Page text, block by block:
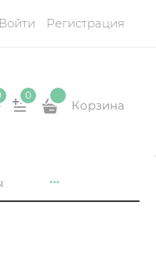
Войти Регистрация
0
Корзина